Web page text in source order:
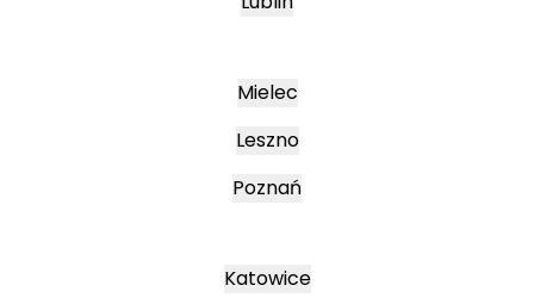
Mielec
Leszno
Poznań
Katowice